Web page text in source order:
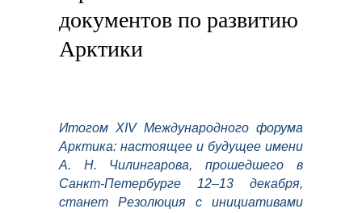
документов по развитию
Арктики
Итогом XIV Международного форума
Арктика: настоящее и будущее имени
А. Н. Чилингарова, прошедшего в
Санкт-Петербурге 12–13 декабря,
станет Резолюция с инициативами